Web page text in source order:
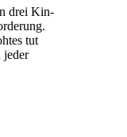
drei Kin­
tut
jeder